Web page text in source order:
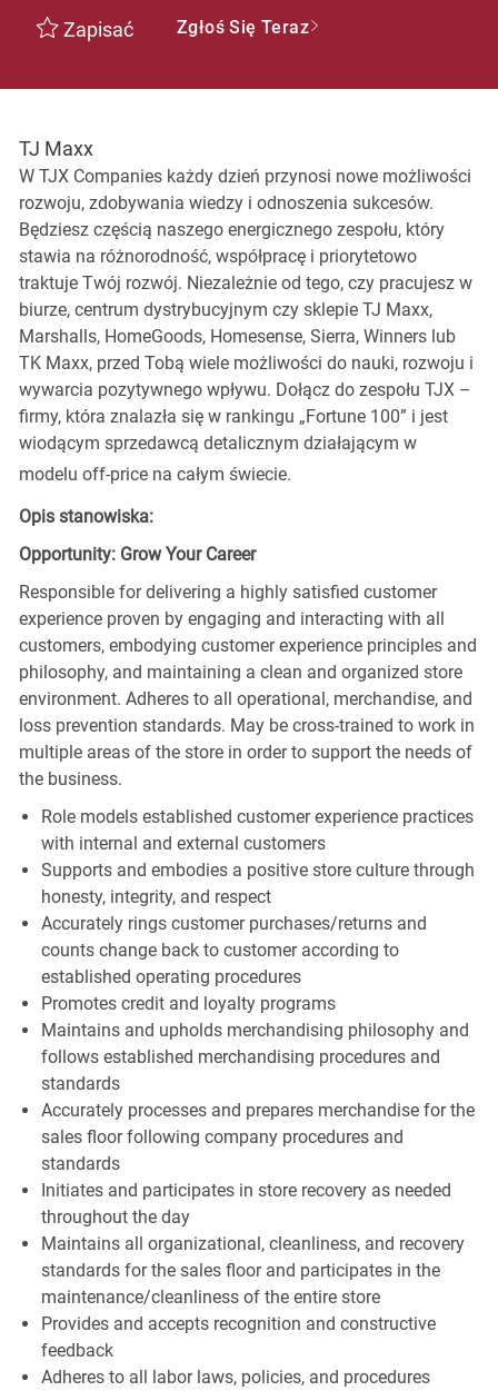
Zapisać Zgłoś Się Teraz
TJ Maxx
W TJX Companies każdy dzień przynosi nowe możliwości
rozwoju, zdobywania wiedzy i odnoszenia sukcesów.
Będziesz częścią naszego energicznego zespołu, który
stawia na różnorodność, współpracę i priorytetowo
traktuje Twój rozwój. Niezależnie od tego, czy pracujesz w
biurze, centrum dystrybucyjnym czy sklepie TJ Maxx,
Marshalls, HomeGoods, Homesense, Sierra, Winners lub
TK Maxx, przed Tobą wiele możliwości do nauki, rozwoju i
wywarcia pozytywnego wpływu. Dołącz do zespołu TJX –
firmy, która znalazła się w rankingu „Fortune 100” i jest
wiodącym sprzedawcą detalicznym działającym w
modelu off-price na całym świecie.
Opis stanowiska:
Opportunity: Grow Your Career
Responsible for delivering a highly satisfied customer
experience proven by engaging and interacting with all
customers, embodying customer experience principles and
philosophy, and maintaining a clean and organized store
environment. Adheres to all operational, merchandise, and
loss prevention standards. May be cross-trained to work in
multiple areas of the store in order to support the needs of
the business.
Role models established customer experience practices
with internal and external customers
Supports and embodies a positive store culture through
honesty, integrity, and respect
Accurately rings customer purchases/returns and
counts change back to customer according to
established operating procedures
Promotes credit and loyalty programs
Maintains and upholds merchandising philosophy and
follows established merchandising procedures and
standards
Accurately processes and prepares merchandise for the
sales floor following company procedures and
standards
Initiates and participates in store recovery as needed
throughout the day
Maintains all organizational, cleanliness, and recovery
standards for the sales floor and participates in the
maintenance/cleanliness of the entire store
Provides and accepts recognition and constructive
feedback
Adheres to all labor laws, policies, and procedures